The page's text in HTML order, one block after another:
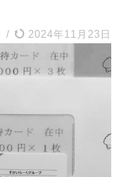
/ 2024年11月23日